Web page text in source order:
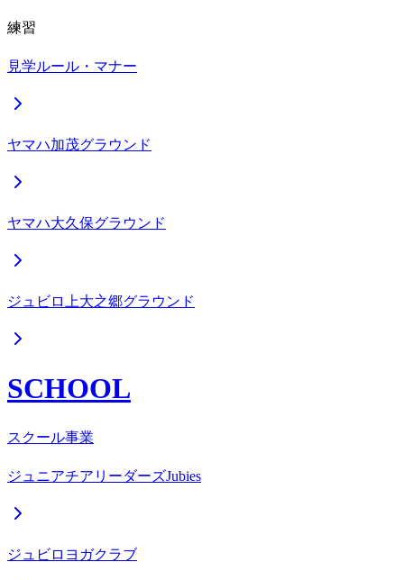
練習
見学ルール・マナー
ヤマハ加茂グラウンド
ヤマハ大久保グラウンド
ジュビロ上大之郷グラウンド
SCHOOL
スクール事業
ジュニアチアリーダーズJubies
ジュビロヨガクラブ